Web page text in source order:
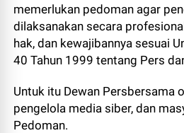
memerlukan pedoman agar
dilaksanakan secara
hak, dan kewajibannya sesuai
40 Tahun 1999 tentang Pers
Untuk itu Dewan Persbersama
pengelola media siber, dan
Pedoman.